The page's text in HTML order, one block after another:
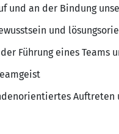
und an der Bindung
und
Führung eines Teams
Auftreten